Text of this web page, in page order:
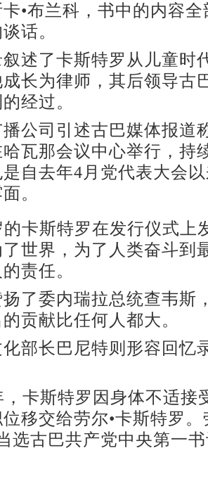
•布兰科，书中的内容
话。
了卡斯特罗从儿童时
长为律师，其后领导古
经过。
司引述古巴媒体报道
瓦那会议中心举行，持
自去年4月党代表大会
。
斯特罗在发行仪式上
世界，为了人类奋斗到
责任。
委内瑞拉总统查韦斯
贡献比任何人都大。
长巴尼特则形容回忆
斯特罗因身体不适接
移交给劳尔•卡斯特罗。
选古巴共产党中央第一